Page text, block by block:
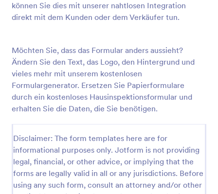
können Sie dies mit unserer nahtlosen Integration
direkt mit dem Kunden oder dem Verkäufer tun.
Möchten Sie, dass das Formular anders aussieht?
Ändern Sie den Text, das Logo, den Hintergrund und
vieles mehr mit unserem kostenlosen
Formulargenerator. Ersetzen Sie Papierformulare
durch ein kostenloses Hausinspektionsformular und
erhalten Sie die Daten, die Sie benötigen.
Disclaimer: The form templates here are for
informational purposes only. Jotform is not providing
legal, financial, or other advice, or implying that the
forms are legally valid in all or any jurisdictions. Before
using any such form, consult an attorney and/or other
Checkliste Für Hausrenovierungen
Eine Checkliste für Hausrenovierungen ist ein
kostenlosen Vorlage für eine Renovierungs-
Checkliste können Sie ganz einfach Checklisten für
Heimwerkerprojekte erstellen - von großen
Projekten wie einem neuen Badezimmer bis hin zu
kleinen Arbeiten wie Malerarbeiten. Passen Sie die
Vorlage einfach an Ihre Bedürfnisse an und geben
Sie sie dann an Ihre Kunden weiter, damit diese die
Checkliste nutzen, um Ihr Team zu verwalten und
effizient zu arbeiten. Möchten Sie die perfekte
Renovierungs-Checkliste für Ihr Haus erstellen?
Nutzen Sie unseren kostenlosen Formulargenerator,
um die Formularvorlage an Ihre Bedürfnisse
anzupassen. Fügen Sie Kontaktinformationen,
Go to Category:
Formulare für Hausinspektionen
Vorlage verwenden
Vorschau